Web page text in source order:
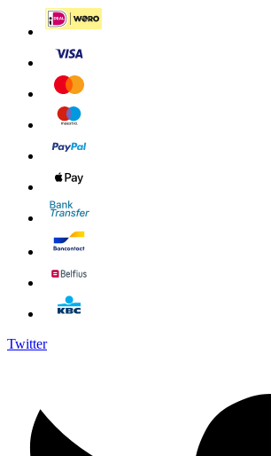
Twitter